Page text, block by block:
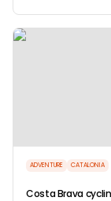
ADVENTURE CATALONIA
Costa Brava